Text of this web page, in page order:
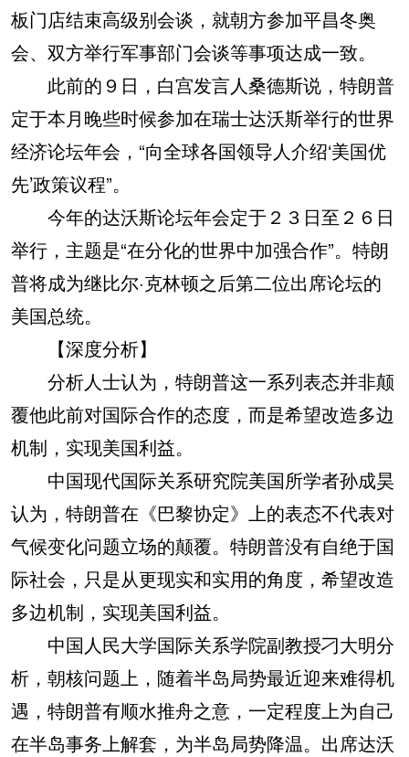
板门店结束高级别会谈，就朝方参加平昌冬奥
会、双方举行军事部门会谈等事项达成一致。
此前的９日，白宫发言人桑德斯说，特朗普
定于本月晚些时候参加在瑞士达沃斯举行的世界
经济论坛年会，“向全球各国领导人介绍‘美国优
先’政策议程”。
今年的达沃斯论坛年会定于２３日至２６日
举行，主题是“在分化的世界中加强合作”。特朗
普将成为继比尔·克林顿之后第二位出席论坛的
美国总统。
【深度分析】
分析人士认为，特朗普这一系列表态并非颠
覆他此前对国际合作的态度，而是希望改造多边
机制，实现美国利益。
中国现代国际关系研究院美国所学者孙成昊
认为，特朗普在《巴黎协定》上的表态不代表对
气候变化问题立场的颠覆。特朗普没有自绝于国
际社会，只是从更现实和实用的角度，希望改造
多边机制，实现美国利益。
中国人民大学国际关系学院副教授刁大明分
析，朝核问题上，随着半岛局势最近迎来难得机
遇，特朗普有顺水推舟之意，一定程度上为自己
在半岛事务上解套，为半岛局势降温。出席达沃